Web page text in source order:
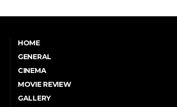
HOME
GENERAL
CINEMA
MOVIE REVIEW
GALLERY